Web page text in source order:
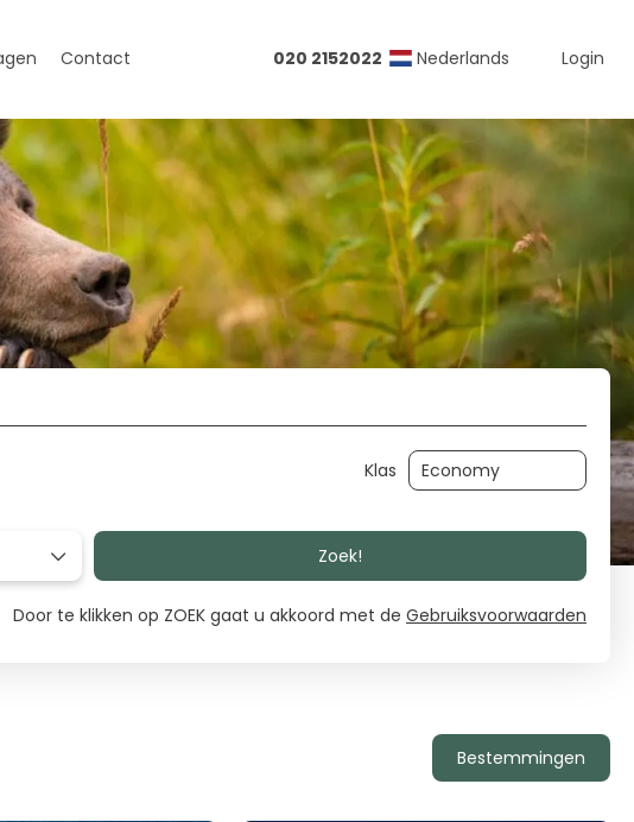
Noord-Amerika
Amerika
Canada
Hawaii
Midden-Amerika
Costa Rica
Contact 020 2152022 Nederlands Login
Klas
Zoek!
Door te klikken op ZOEK gaat u akkoord met de Gebruiksvoorwaarden
Bestemmingen